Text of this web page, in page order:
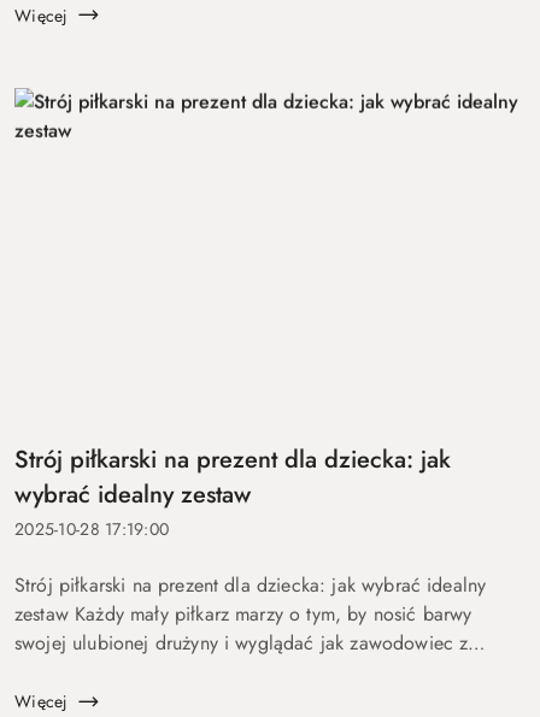
Więcej
Strój piłkarski na prezent dla dziecka: jak
wybrać idealny zestaw
2025-10-28 17:19:00
Strój piłkarski na prezent dla dziecka: jak wybrać idealny
zestaw Każdy mały piłkarz marzy o tym, by nosić barwy
swojej ulubionej drużyny i wyglądać jak zawodowiec z
wywołuje uś...
Więcej